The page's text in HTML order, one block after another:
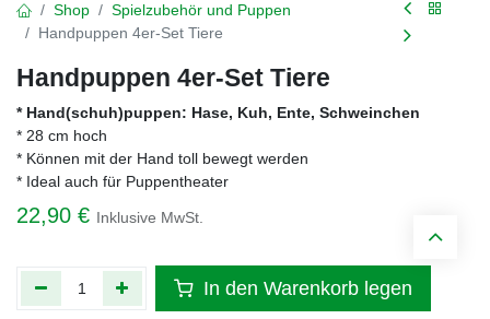
Shop
Spielzubehör und Puppen
Handpuppen 4er-Set Tiere
Handpuppen 4er-Set Tiere
* Hand(schuh)puppen: Hase, Kuh, Ente, Schweinchen
* 28 cm hoch
* Können mit der Hand toll bewegt werden
* Ideal auch für Puppentheater
22,90 € Inklusive MwSt.
In den Warenkorb legen